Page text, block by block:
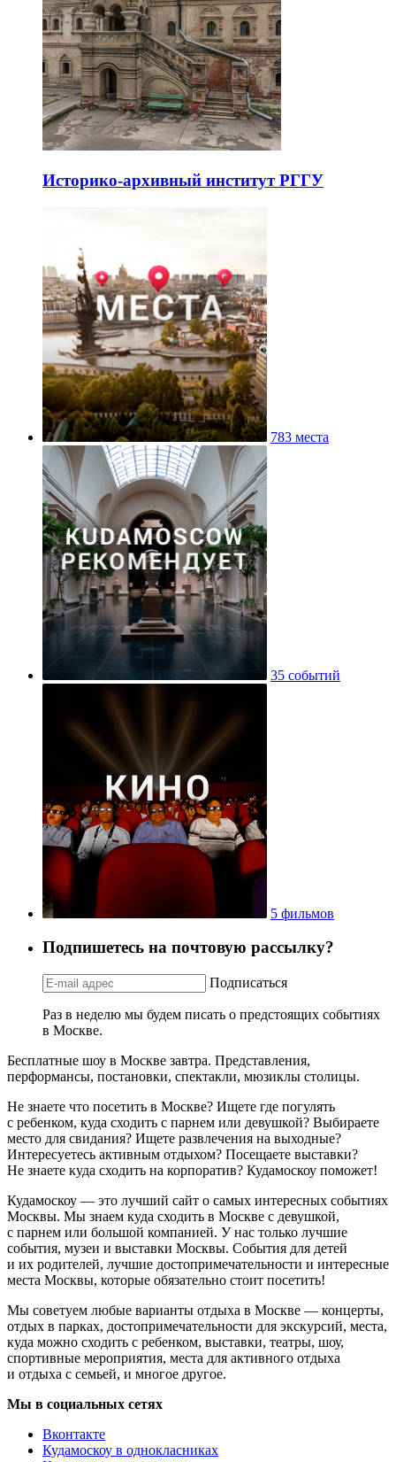
Историко-архивный институт РГГУ
783 места
35 событий
5 фильмов
Подпишетесь на почтовую рассылку?
Подписаться
Раз в неделю мы будем писать о предстоящих событиях
в Москве.
Бесплатные шоу в Москве завтра. Представления,
перформансы, постановки, спектакли, мюзиклы столицы.
Не знаете что посетить в Москве? Ищете где погулять
с ребенком, куда сходить с парнем или девушкой? Выбираете
место для свидания? Ищете развлечения на выходные?
Интересуетесь активным отдыхом? Посещаете выставки?
Не знаете куда сходить на корпоратив? Кудамоскоу поможет!
Кудамоскоу — это лучший сайт о самых интересных событиях
Москвы. Мы знаем куда сходить в Москве с девушкой,
с парнем или большой компанией. У нас только лучшие
события, музеи и выставки Москвы. События для детей
и их родителей, лучшие достопримечательности и интересные
места Москвы, которые обязательно стоит посетить!
Мы советуем любые варианты отдыха в Москве — концерты,
отдых в парках, достопримечательности для экскурсий, места,
куда можно сходить с ребенком, выставки, театры, шоу,
спортивные мероприятия, места для активного отдыха
и отдыха с семьей, и многое другое.
Мы в социальных сетях
Вконтакте
Кудамоскоу в однокласниках